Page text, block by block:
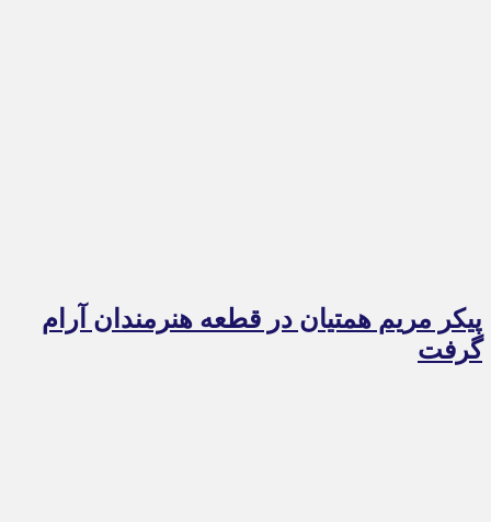
پیکر مریم همتیان در قطعه هنرمندان آرام
گرفت